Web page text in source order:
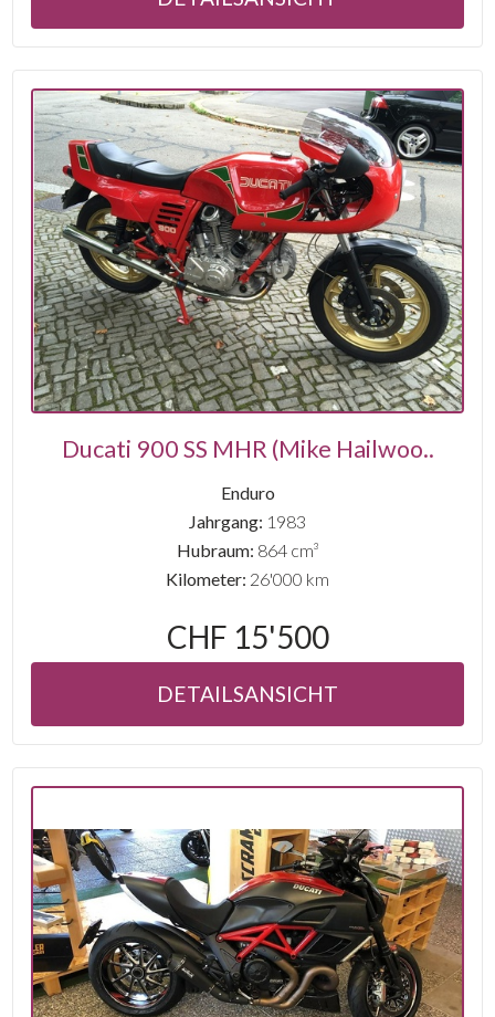
Ducati 900 SS MHR (Mike Hailwoo..
Enduro
Jahrgang: 1983
Hubraum: 864 cm³
Kilometer: 26'000 km
CHF 15'500
DETAILSANSICHT